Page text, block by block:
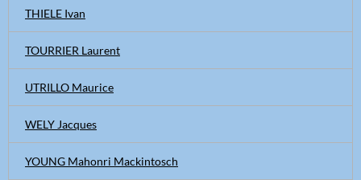
THIELE Ivan
TOURRIER Laurent
UTRILLO Maurice
WELY Jacques
YOUNG Mahonri Mackintosch